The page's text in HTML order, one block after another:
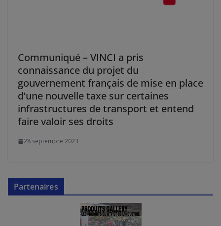
Communiqué – VINCI a pris
connaissance du projet du
gouvernement français de mise en place
d’une nouvelle taxe sur certaines
infrastructures de transport et entend
faire valoir ses droits
28 septembre 2023
Partenaires